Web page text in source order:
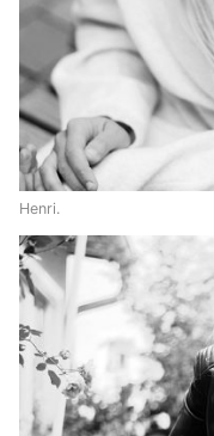
Henri.